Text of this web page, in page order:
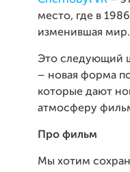
место, где в
изменившая мир.
Это следующий
– новая форма
которые дают
атмосферу
Про фильм
Мы хотим